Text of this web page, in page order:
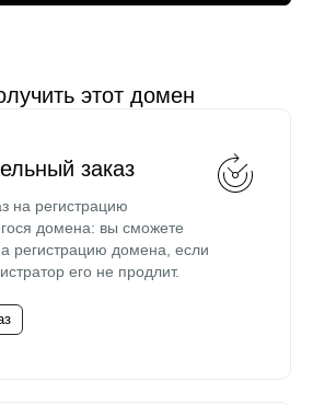
этот домен
заказ
на регистрацию
домена: вы сможете
регистрацию домена, если
его не продлит.